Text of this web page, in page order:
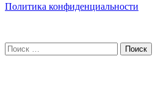
Политика конфиденциальности